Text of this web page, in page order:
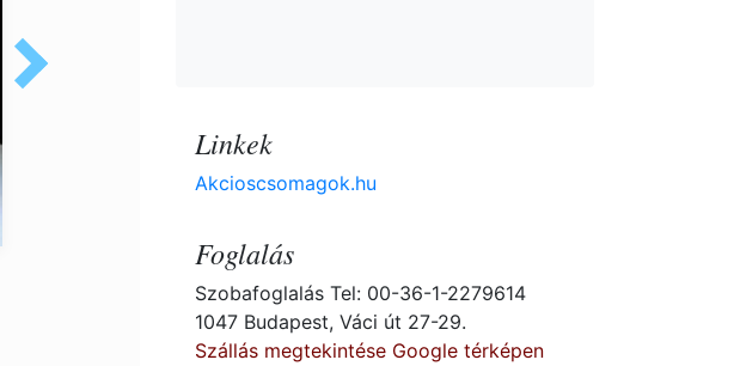
Linkek
Akcioscsomagok.hu
Foglalás
Szobafoglalás Tel: 00-36-1-2279614
1047 Budapest, Váci út 27-29.
Szállás megtekintése Google térképen